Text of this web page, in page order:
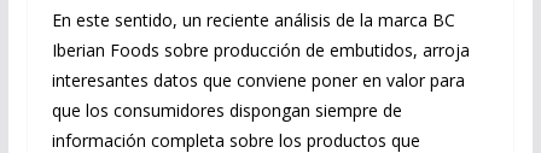
En este sentido, un reciente análisis de la marca BC
Iberian Foods sobre producción de embutidos, arroja
interesantes datos que conviene poner en valor para
que los consumidores dispongan siempre de
información completa sobre los productos que